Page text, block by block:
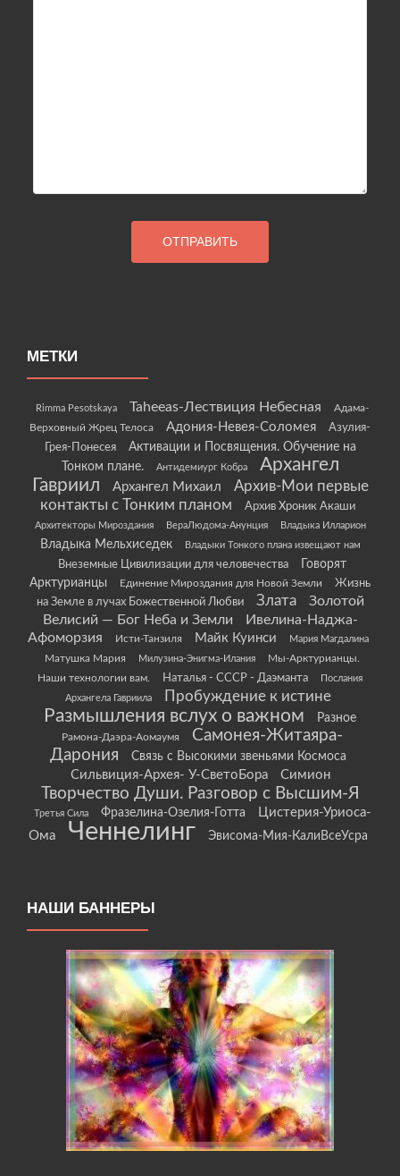
МЕТКИ
Rimma Pesotskaya Taheeas-Лествиция Небесная
Адама-
Верховный Жрец Телоса
Адония-Невея-Соломея
Азулия-
Грея-Понесея
Активации и Посвящения. Обучение на
Тонком плане.
Антидемиург Кобра
Архангел
Гавриил
Архангел Михаил
Архив-Мои первые
контакты с Тонким планом
Архив Хроник Акаши
Архитекторы Мироздания ВераЛюдома-Анунция Владыка Илларион
Владыка Мельхиседек Владыки Тонкого плана извещают нам
Внеземные Цивилизации для человечества
Говорят
Арктурианцы
Единение Мироздания для Новой Земли
Жизнь
на Земле в лучах Божественной Любви
Злата
Золотой
Велисий — Бог Неба и Земли
Ивелина-Наджа-
Афоморзия
Исти-Танзиля Майк Куинси Мария Магдалина
Матушка Мария Милузина-Энигма-Илания
Мы-Арктурианцы.
Наши технологии вам.
Наталья - СССР - Даэманта
Послания
Архангела Гавриила
Пробуждение к истине
Размышления вслух о важном Разное
Рамона-Даэра-Аомаумя
Самонея-Житаяра-
Дарония
Связь с Высокими звеньями Космоса
Сильвиция-Архея- У-СветоБора Симион
Творчество Души. Разговор с Высшим-Я
Третья Сила Фразелина-Озелия-Готта
Цистерия-Уриоса-
Ома
Ченнелинг Эвисома-Мия-КалиВсеУсра
НАШИ БАННЕРЫ